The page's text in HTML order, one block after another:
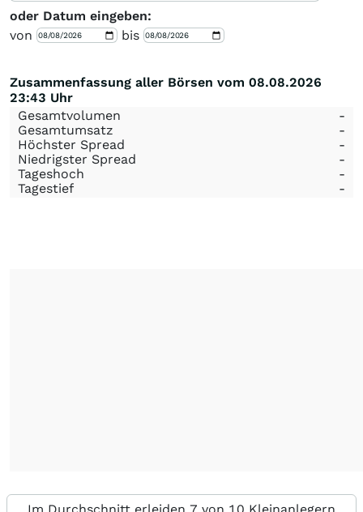
oder Datum eingeben:
von
bis
Zusammenfassung aller Börsen vom 08.08.2026
23:43 Uhr
Gesamtvolumen
-
Gesamtumsatz
-
Höchster Spread
-
Niedrigster Spread
-
Tageshoch
-
Tagestief
-